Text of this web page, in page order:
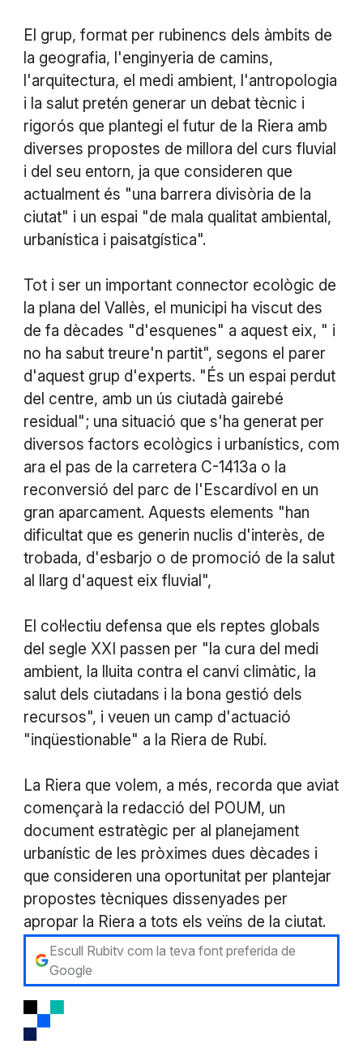
El grup, format per rubinencs dels àmbits de
la geografia, l'enginyeria de camins,
l'arquitectura, el medi ambient, l'antropologia
i la salut pretén generar un debat tècnic i
rigorós que plantegi el futur de la Riera amb
diverses propostes de millora del curs fluvial
i del seu entorn, ja que consideren que
actualment és "una barrera divisòria de la
ciutat" i un espai "de mala qualitat ambiental,
urbanística i paisatgística".
Tot i ser un important connector ecològic de
la plana del Vallès, el municipi ha viscut des
de fa dècades "d'esquenes" a aquest eix, " i
no ha sabut treure'n partit", segons el parer
d'aquest grup d'experts. "És un espai perdut
del centre, amb un ús ciutadà gairebé
residual"; una situació que s'ha generat per
diversos factors ecològics i urbanístics, com
ara el pas de la carretera C-1413a o la
reconversió del parc de l'Escardívol en un
gran aparcament. Aquests elements "han
dificultat que es generin nuclis d'interès, de
trobada, d'esbarjo o de promoció de la salut
al llarg d'aquest eix fluvial",
El col·lectiu defensa que els reptes globals
del segle XXI passen per "la cura del medi
ambient, la lluita contra el canvi climàtic, la
salut dels ciutadans i la bona gestió dels
recursos", i veuen un camp d'actuació
"inqüestionable" a la Riera de Rubí.
La Riera que volem, a més, recorda que aviat
començarà la redacció del POUM, un
document estratègic per al planejament
urbanístic de les pròximes dues dècades i
que consideren una oportunitat per plantejar
propostes tècniques dissenyades per
apropar la Riera a tots els veïns de la ciutat.
Escull Rubitv com la teva font preferida de
Google